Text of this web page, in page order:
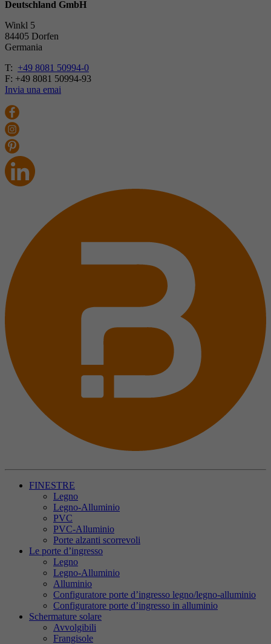
Deutschland GmbH
Winkl 5
84405 Dorfen
Germania
T: +49 8081 50994-0
F: +49 8081 50994-93
Invia una emai
FINESTRE
Legno
Legno-Alluminio
PVC
PVC-Alluminio
Porte alzanti scorrevoli
Le porte d’ingresso
Legno
Legno-Alluminio
Alluminio
Configuratore porte d’ingresso legno/legno-alluminio
Configuratore porte d’ingresso in alluminio
Schermature solare
Avvolgibili
Frangisole